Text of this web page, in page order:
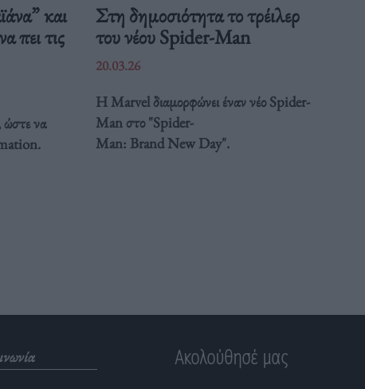
και
πει τις
να
Στη δημοσιότητα το τρέιλερ
του νέου Spider-Man
20.03.26
Η Marvel διαμορφώνει έναν νέο Spider-
Man στο "Spider-
Man: Brand New Day".
Ακολούθησέ μας